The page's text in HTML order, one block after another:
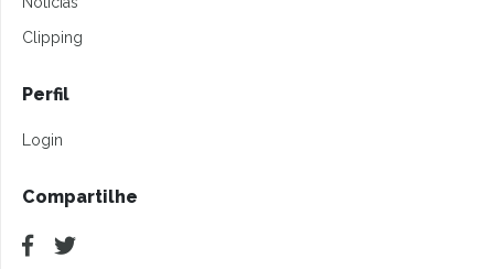
Clipping
Perfil
Login
Compartilhe